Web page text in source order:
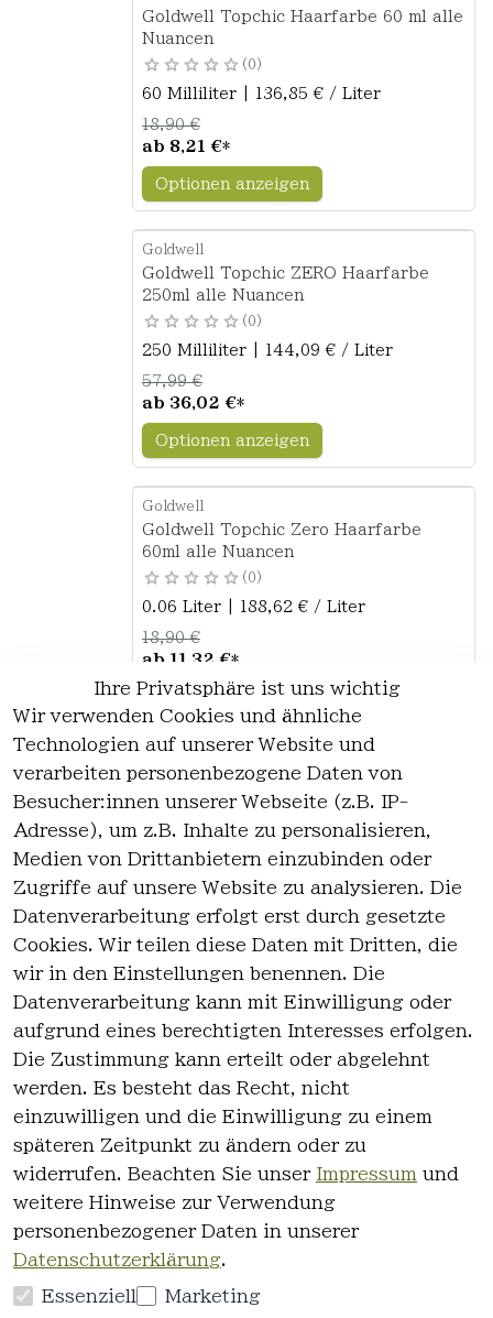
Goldwell Topchic Haarfarbe 60 ml alle
Nuancen
0
60 Milliliter | 136,85 € / Liter
ab 8,21 €*
18,90 €
Optionen anzeigen
Goldwell
Goldwell Topchic ZERO Haarfarbe
250ml alle Nuancen
0
250 Milliliter | 144,09 € / Liter
ab 36,02 €*
57,99 €
Optionen anzeigen
Goldwell
Goldwell Topchic Zero Haarfarbe
60ml alle Nuancen
0
0.06 Liter | 188,62 € / Liter
ab 11,32 €*
18,90 €
Optionen anzeigen
*inkl. ges. MwStzzgl.Versandkosten
1
Ihre Privatsphäre ist uns wichtig
Wir verwenden Cookies und ähnliche
Technologien auf unserer Website und
verarbeiten personenbezogene Daten von
Besucher:innen unserer Webseite (z.B. IP-
Adresse), um z.B. Inhalte zu personalisieren,
Medien von Drittanbietern einzubinden oder
Zugriffe auf unsere Website zu analysieren. Die
Datenverarbeitung erfolgt erst durch gesetzte
Cookies. Wir teilen diese Daten mit Dritten, die
wir in den Einstellungen benennen. Die
Datenverarbeitung kann mit Einwilligung oder
aufgrund eines berechtigten Interesses erfolgen.
Die Zustimmung kann erteilt oder abgelehnt
werden. Es besteht das Recht, nicht
einzuwilligen und die Einwilligung zu einem
späteren Zeitpunkt zu ändern oder zu
widerrufen. Beachten Sie unser Impressum und
weitere Hinweise zur Verwendung
personenbezogener Daten in unserer
Datenschutzerklärung.
Essenziell Marketing
es
AGB
Datenschutz
Widerrufsre
cht
Kontakt
Registrieren